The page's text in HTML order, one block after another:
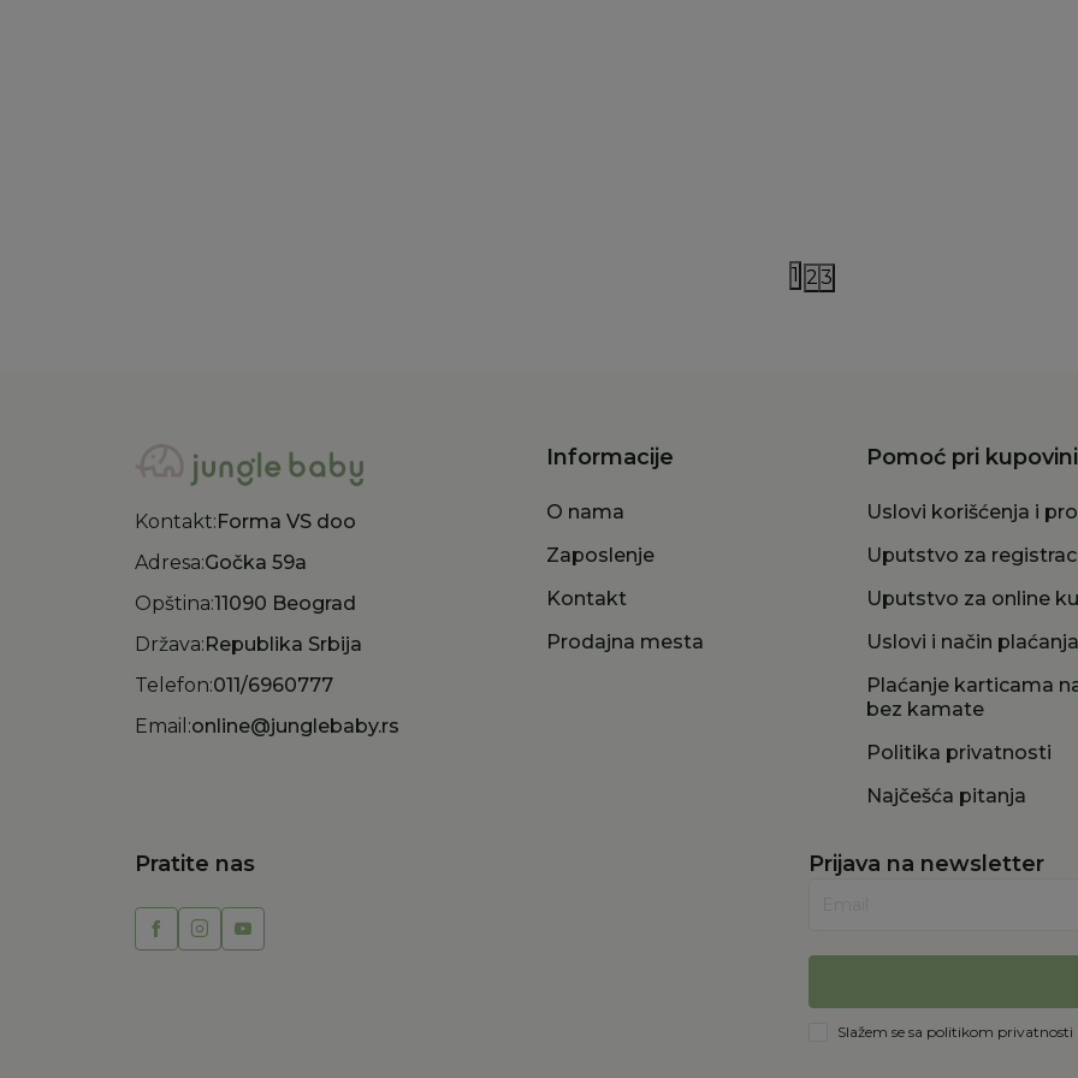
1 23
Kontakt:Forma VS doo
Adresa:Gočka 59a
Opština:11090 Beograd
Država:Republika Srbija
Telefon:011/6960777
Email:online@junglebaby.rs
Informacije
O nama
Zaposlenje
Kontakt
Prodajna mesta
Pomoć pri kupovini
Uslovi korišćenja i
Uputstvo za
Uputstvo za online
Uslovi i način plaćanja
Plaćanje karticama
bez kamate
Politika privatnosti
Najčešća pitanja
Pratite nas Prijava na newsletter
Slažem se sa politikom privatnosti